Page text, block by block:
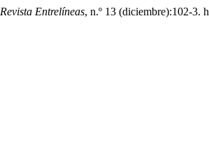
Revista Entrelíneas, n.º 13 (diciembre):102-3.